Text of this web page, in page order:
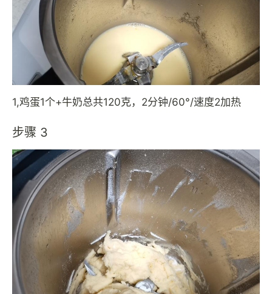
1,鸡蛋1个+牛奶总共120克，2分钟/60°/速度2加热
步骤 3